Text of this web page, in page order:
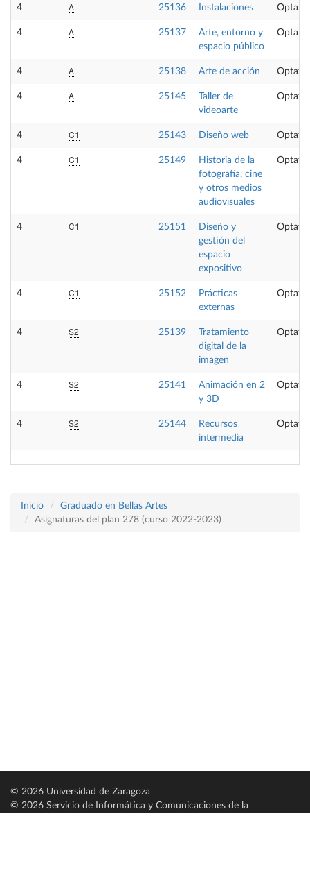
4 A 25136 Instalaciones
4 A 25137
Arte, entorno y
espacio público
4 A 25138 Arte de acción
4 A 25145
Taller de
videoarte
4 C1 25143 Diseño web
4 C1 25149
Historia de la
fotografía, cine
y otros medios
audiovisuales
4 C1 25151
Diseño y
gestión del
espacio
expositivo
4 C1 25152
Prácticas
externas
4 S2 25139
Tratamiento
digital de la
imagen
4 S2 25141
Animación en 2
y 3D
4 S2 25144
Recursos
intermedia
Inicio
Graduado en Bellas Artes
Asignaturas del plan 278 (curso 2022-2023)
© 2026 Universidad de Zaragoza
© 2026 Servicio de Informática y Comunicaciones de la